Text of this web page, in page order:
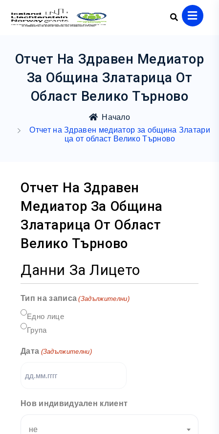
Отчет На Здравен Медиатор
За Община Златарица От
Област Велико Търново
Начало
Отчет на Здравен медиатор за община Златари
ца от област Велико Търново
Отчет На Здравен
Медиатор За Община
Златарица От Област
Велико Търново
Данни За Лицето
Тип на записа (Задължителни)
Едно лице
Група
Дата (Задължителни)
Нов индивидуален клиент
не